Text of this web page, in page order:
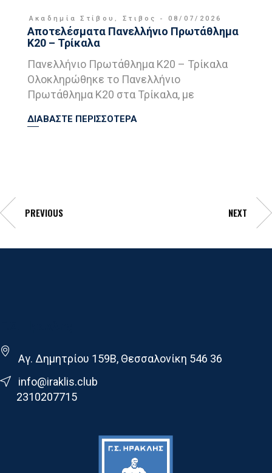
Ακαδημία Στίβου , Στιβος 08/07/2026
Αποτελέσματα Πανελλήνιο Πρωτάθλημα
Κ20 – Τρίκαλα
Πανελλήνιο Πρωτάθλημα Κ20 – Τρίκαλα
Ολοκληρώθηκε το Πανελλήνιο
Πρωτάθλημα Κ20 στα Τρίκαλα, με
ΔΙΑΒΑΣΤΕ ΠΕΡΙΣΣΟΤΕΡΑ
PREVIOUS NEXT
Αγ. Δημητρίου 159Β, Θεσσαλονίκη 546 36
info@iraklis.club
2310207715